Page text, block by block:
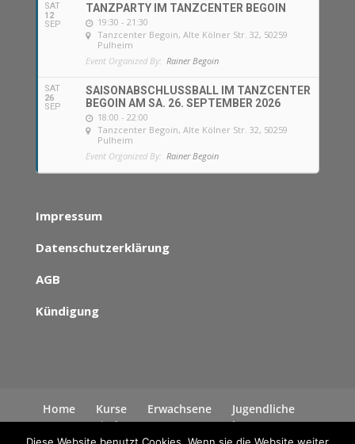
SAT
12
SEP
TANZPARTY IM TANZCENTER BEGOIN
19:30 - 21:30
Tanzcenter Begoin, Alte Kölner Str. 32, 50259
Pulheim
Event Organized By: Rainer Begoin
SAT
26
SEP
SAISONABSCHLUSSBALL IM TANZCENTER
BEGOIN AM SA. 26. SEPTEMBER 2026
18:00 - 22:00
Tanzcenter Begoin, Alte Kölner Str. 32, 50259
Pulheim
Event Organized By: Rainer Begoin
Impressum
Datenschutzerklärung
AGB
Kündigung
Home Kurse Erwachsene
Jugendliche
Kinder
News
Kontakt